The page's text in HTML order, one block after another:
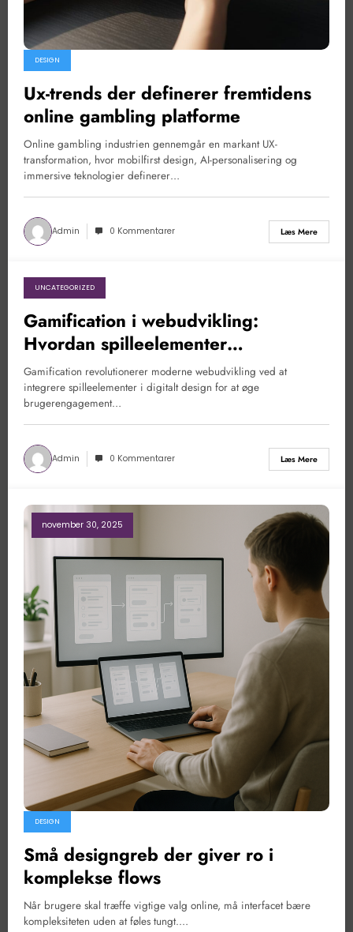
DESIGN
Ux-trends der definerer fremtidens
online gambling platforme
Online gambling industrien gennemgår en markant UX-
transformation, hvor mobilfirst design, AI-personalisering og
immersive teknologier definerer…
Admin 0 Kommentarer Læs Mere
januar 22, 2026
UNCATEGORIZED
Gamification i webudvikling:
Hvordan spilleelementer
revolutionerer digitalt design
Gamification revolutionerer moderne webudvikling ved at
integrere spilleelementer i digitalt design for at øge
brugerengagement…
Admin 0 Kommentarer Læs Mere
november 30, 2025
DESIGN
Små designgreb der giver ro i
komplekse flows
Når brugere skal træffe vigtige valg online, må interfacet bære
kompleksiteten uden at føles tungt.…